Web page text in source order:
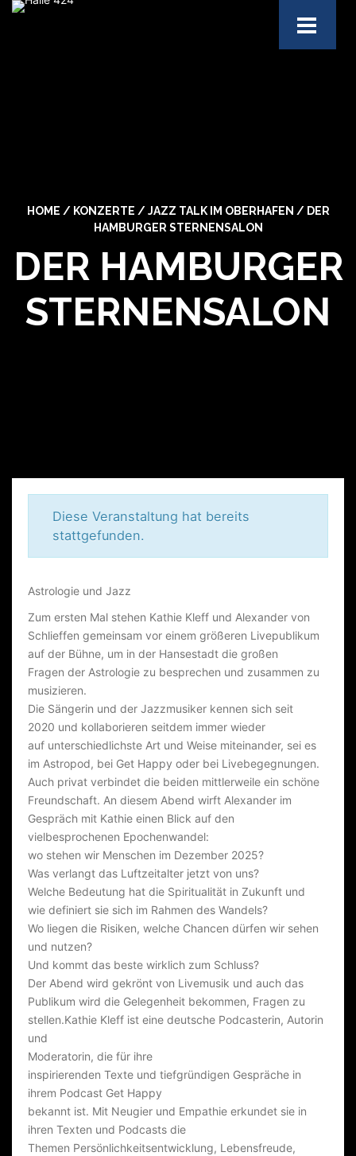
HOME / KONZERTE / JAZZ TALK IM OBERHAFEN / DER
HAMBURGER STERNENSALON
DER HAMBURGER
STERNENSALON
Diese Veranstaltung hat bereits
stattgefunden.
D
E
R
H
A
M
B
U
R
G
E
R
S
T
E
R
N
E
N
S
A
L
O
N
Astrologie und Jazz
Zum ersten Mal stehen Kathie Kleff und Alexander von
Schlieffen gemeinsam vor einem größeren Livepublikum
auf der Bühne, um in der Hansestadt die großen
Fragen der Astrologie zu besprechen und zusammen zu
musizieren.
Die Sängerin und der Jazzmusiker kennen sich seit
2020 und kollaborieren seitdem immer wieder
auf unterschiedlichste Art und Weise miteinander, sei es
im Astropod, bei Get Happy oder bei Livebegegnungen.
Auch privat verbindet die beiden mittlerweile ein schöne
Freundschaft. An diesem Abend wirft Alexander im
Gespräch mit Kathie einen Blick auf den
vielbesprochenen Epochenwandel:
wo stehen wir Menschen im Dezember 2025?
Was verlangt das Luftzeitalter jetzt von uns?
Welche Bedeutung hat die Spiritualität in Zukunft und
wie definiert sie sich im Rahmen des Wandels?
Wo liegen die Risiken, welche Chancen dürfen wir sehen
und nutzen?
Und kommt das beste wirklich zum Schluss?
Der Abend wird gekrönt von Livemusik und auch das
Publikum wird die Gelegenheit bekommen, Fragen zu
stellen.Kathie Kleff ist eine deutsche Podcasterin, Autorin
und
Moderatorin, die für ihre
inspirierenden Texte und tiefgründigen Gespräche in
ihrem Podcast Get Happy
bekannt ist. Mit Neugier und Empathie erkundet sie in
ihren Texten und Podcasts die
Themen Persönlichkeitsentwicklung, Lebensfreude,